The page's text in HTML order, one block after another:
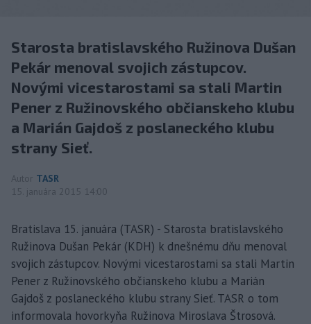
Starosta bratislavského Ružinova Dušan
Pekár menoval svojich zástupcov.
Novými vicestarostami sa stali Martin
Pener z Ružinovského občianskeho klubu
a Marián Gajdoš z poslaneckého klubu
strany Sieť.
Autor TASR
15. januára 2015 14:00
Bratislava 15. januára (TASR) - Starosta bratislavského
Ružinova Dušan Pekár (KDH) k dnešnému dňu menoval
svojich zástupcov. Novými vicestarostami sa stali Martin
Pener z Ružinovského občianskeho klubu a Marián
Gajdoš z poslaneckého klubu strany Sieť. TASR o tom
informovala hovorkyňa Ružinova Miroslava Štrosová.